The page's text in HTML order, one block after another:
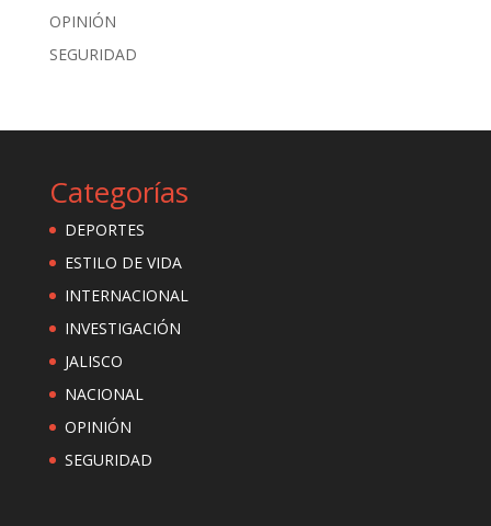
OPINIÓN
SEGURIDAD
Categorías
DEPORTES
ESTILO DE VIDA
INTERNACIONAL
INVESTIGACIÓN
JALISCO
NACIONAL
OPINIÓN
SEGURIDAD